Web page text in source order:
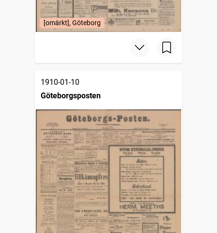
[omärkt], Göteborg
1910-01-10
Göteborgsposten